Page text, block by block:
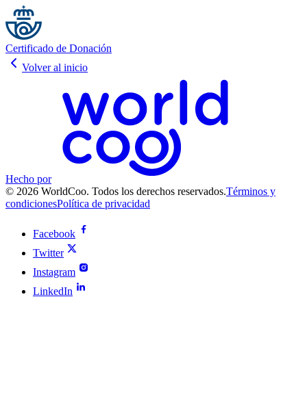
Certificado de Donación
Volver al inicio
Hecho por
© 2026 WorldCoo. Todos los derechos reservados.Términos y
condicionesPolítica de privacidad
Facebook
Twitter
Instagram
LinkedIn